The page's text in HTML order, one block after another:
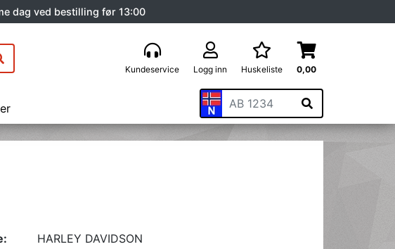
dag ved bestilling før 13:00
Kundeservice Logg inn Huskeliste 0,00
HARLEY DAVIDSON